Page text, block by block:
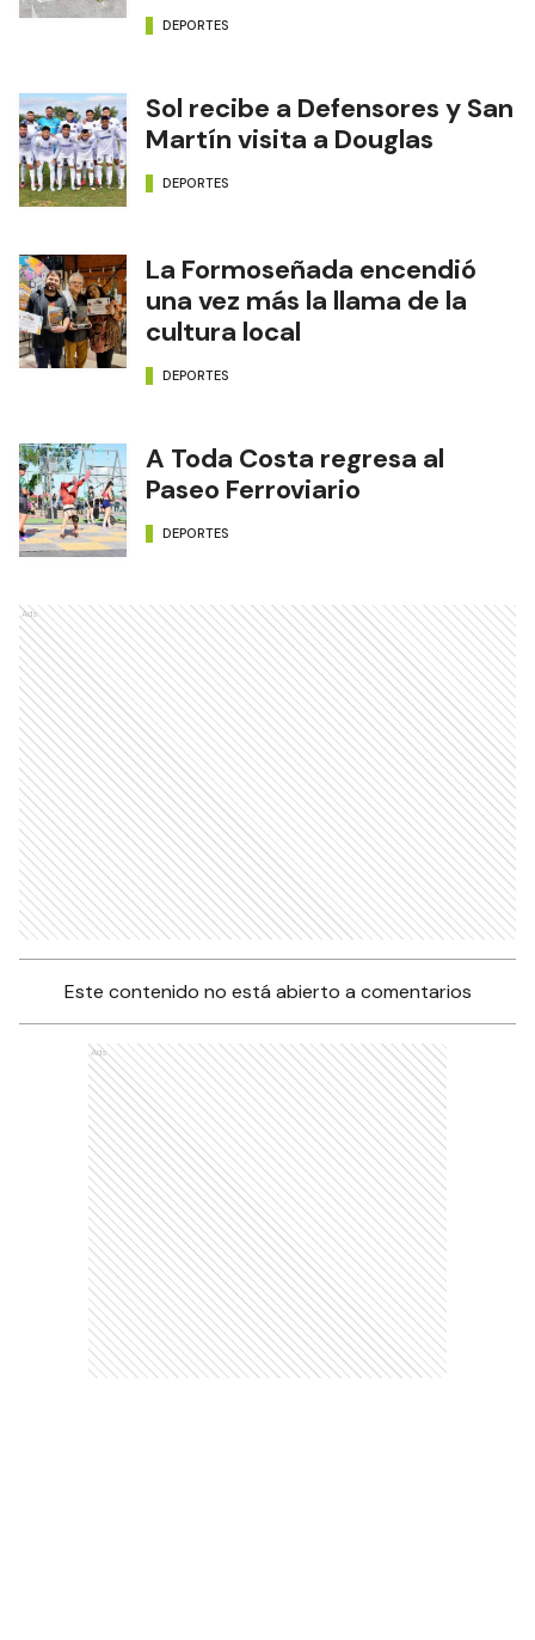
DEPORTES
Sol recibe a Defensores y San
Martín visita a Douglas
DEPORTES
La Formoseñada encendió
una vez más la llama de la
cultura local
DEPORTES
A Toda Costa regresa al
Paseo Ferroviario
DEPORTES
Ads
Este contenido no está abierto a comentarios
Ads